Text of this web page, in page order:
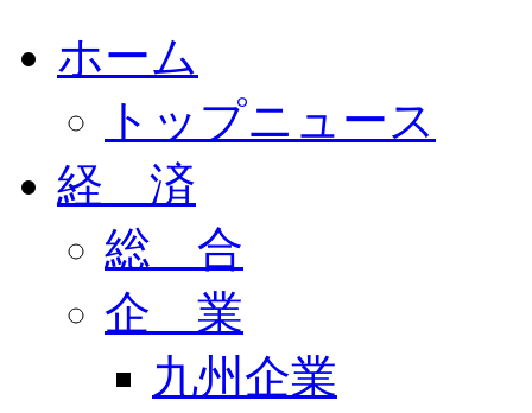
ホーム
トップニュース
経 済
総 合
企 業
九州企業